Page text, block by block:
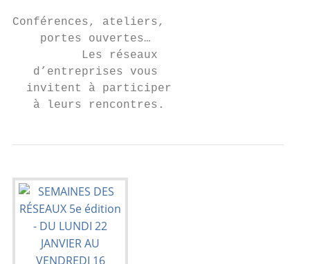
Conférences, ateliers,
    portes ouvertes…
          Les réseaux
   d’entreprises vous
  invitent à participer
   à leurs rencontres.